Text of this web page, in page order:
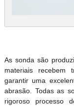
As sonda são
materiais recebem
garantir uma
abrasão. Todas as
rigoroso processo